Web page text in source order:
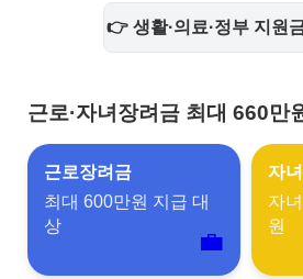
👉 생활·의료·정부 지원
근로·자녀장려금 최대 660만
근로장려금
최대 600만원 지급 대
상
💼
자
자
원